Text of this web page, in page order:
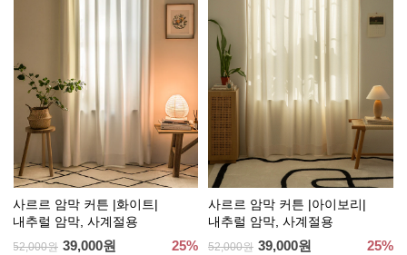
사르르 암막 커튼 |화이트|
내추럴 암막, 사계절용
52,000원 39,000원 25%
사르르 암막 커튼 |아이보리|
내추럴 암막, 사계절용
52,000원 39,000원 25%